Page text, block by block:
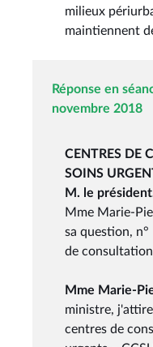
milieux
maintiennent
Réponse en
novembre 2018
CENTRES DE
SOINS
M. le
Mme Marie-
sa question,
de
Mme Marie-
ministre,
centres de